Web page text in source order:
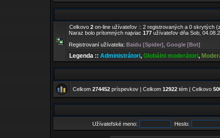
Celkovo 2 on-line užívateľov :: 2 registrovaných a 0 skrytých
Naraz bolo prítomných najviac 177 užívateľov dňa Sob,
Registrovaní užívatelia: Baidu [Spider] Google [Bot]
Legenda :: Administrátori, Globálni moderátori,
Celkom 274452 príspevkov | Celkom 12922 tém | Celkovo
Užívateľské meno: Heslo: